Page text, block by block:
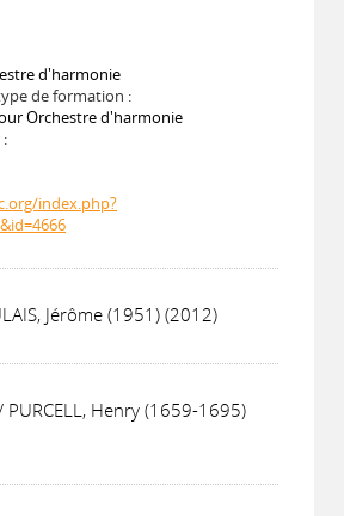
d'harmonie
de formation :
Orchestre d'harmonie
index.php?
Jérôme (1951) (2012)
Henry (1659-1695)